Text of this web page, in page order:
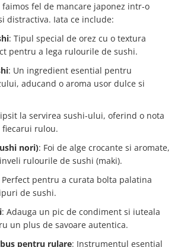
fel de mancare japonez intr-o
distractiva. Iata ce include:
: Tipul special de orez cu o textura
pentru a lega rulourile de sushi.
: Un ingredient esential pentru
aducand o aroma usor dulce si
la servirea sushi-ului, oferind o nota
rulou.
nori): Foi de alge crocante si aromate,
rulourile de sushi (maki).
Perfect pentru a curata bolta palatina
de sushi.
: Adauga un pic de condiment si iuteala
un plus de savoare autentica.
pentru rulare: Instrumentul esential